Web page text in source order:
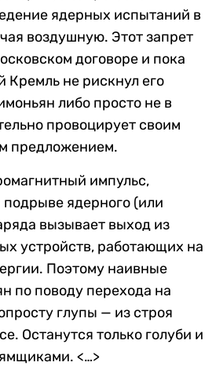
ядерных испытаний в
воздушную. Этот запрет
договоре и пока
не рискнул его
либо просто не в
провоцирует своим
предложением.
импульс,
ядерного (или
вызывает выход из
устройств, работающих на
Поэтому наивные
по поводу перехода на
глупы — из строя
Останутся только голуби и
<…>